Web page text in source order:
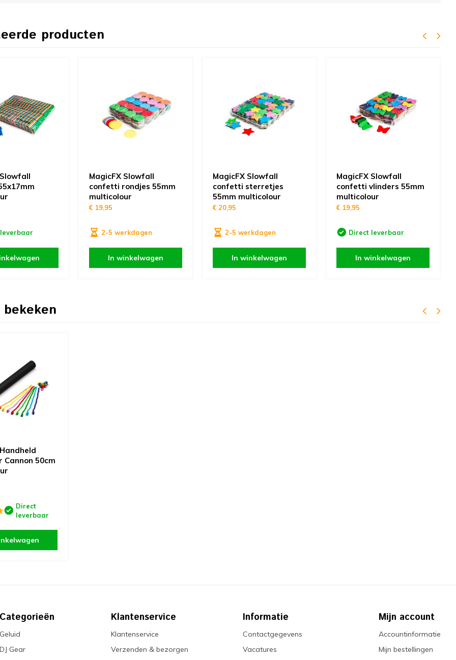
producten
MagicFX Slowfall
confetti rondjes 55mm
multicolour
€ 19,95
2-5 werkdagen
In winkelwagen
MagicFX Slowfall
confetti sterretjes
55mm multicolour
€ 20,95
2-5 werkdagen
In winkelwagen
MagicFX Slowfall
confetti vlinders 55mm
multicolour
€ 19,95
Direct leverbaar
In winkelwagen
Cannon 50cm
Direct
leverbaar
Categorieën
Geluid
DJ Gear
Klantenservice
Klantenservice
Verzenden & bezorgen
Informatie
Contactgegevens
Vacatures
Mijn account
Accountinformatie
Mijn bestellingen